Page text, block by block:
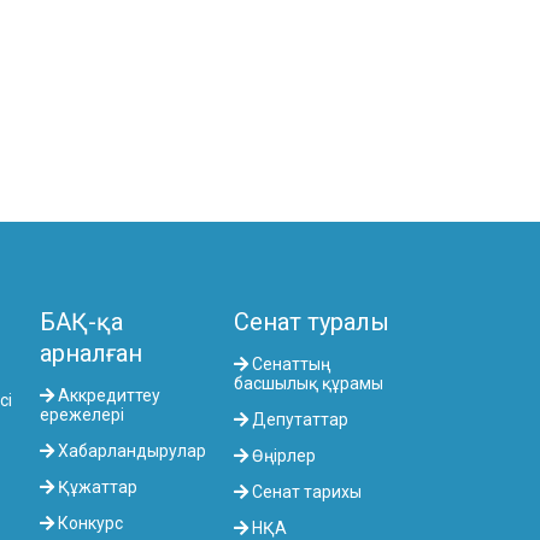
БАҚ-қа
арналған
Аккредиттеу
ережелері
Хабарландырулар
Құжаттар
Конкурс
Сенат туралы
Сенаттың
басшылық құрамы
Депутаттар
Өңірлер
Сенат тарихы
НҚА